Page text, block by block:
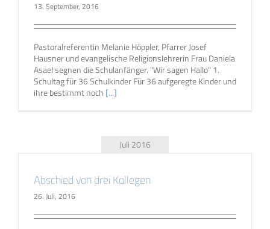
13. September, 2016
Pastoralreferentin Melanie Höppler, Pfarrer Josef
Hausner und evangelische Religionslehrerin Frau Daniela
Asael segnen die Schulanfänger. "Wir sagen Hallo" 1.
Schultag für 36 Schulkinder Für 36 aufgeregte Kinder und
ihre bestimmt noch [...]
Juli 2016
Abschied von drei Kollegen
26. Juli, 2016